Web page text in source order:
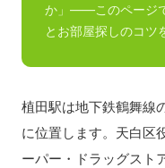
か」——このページ
とお部屋探しのコツ
植田駅は地下鉄鶴舞線
に位置します。天白区
ーパー・ドラッグスト